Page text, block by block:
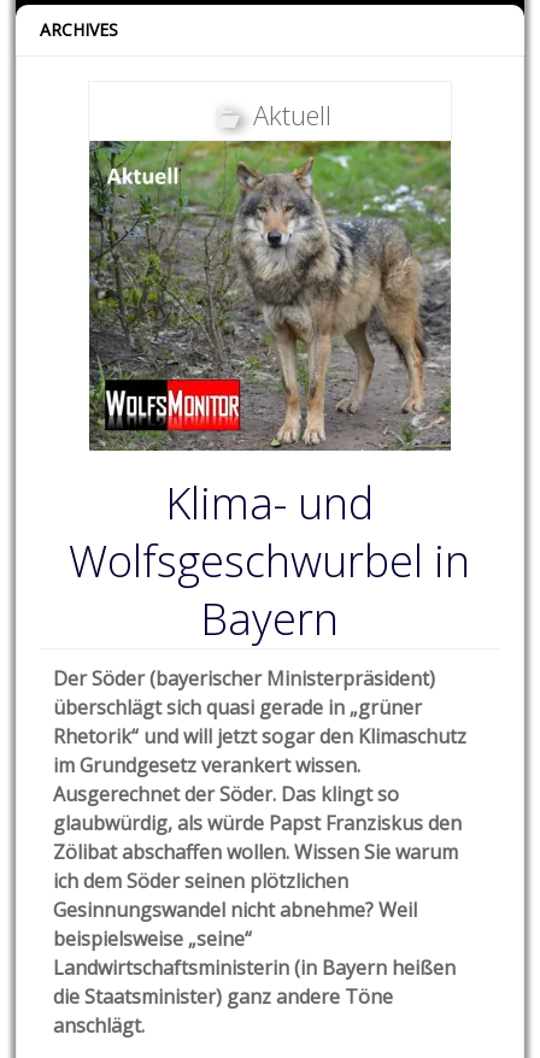
ARCHIVES
Aktuell
Klima- und
Wolfsgeschwurbel in
Bayern
Der Söder (bayerischer Ministerpräsident)
überschlägt sich quasi gerade in „grüner
Rhetorik“ und will jetzt sogar den Klimaschutz
im Grundgesetz verankert wissen.
Ausgerechnet der Söder. Das klingt so
glaubwürdig, als würde Papst Franziskus den
Zölibat abschaffen wollen. Wissen Sie warum
ich dem Söder seinen plötzlichen
Gesinnungswandel nicht abnehme? Weil
beispielsweise „seine“
Landwirtschaftsministerin (in Bayern heißen
die Staatsminister) ganz andere Töne
anschlägt.